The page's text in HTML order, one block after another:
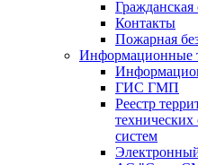
Гражданская
Контакты
Пожарная
Информационные
ГИС ГМП
Реестр
систем